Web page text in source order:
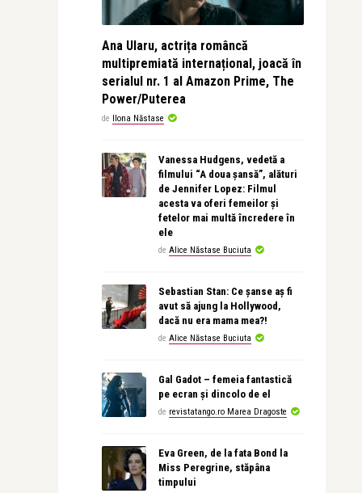
Ana Ularu, actrița româncă
multipremiată internațional, joacă în
serialul nr. 1 al Amazon Prime, The
Power/Puterea
de Ilona Năstase
Vanessa Hudgens, vedetă a
filmului “A doua șansă”, alături
de Jennifer Lopez: Filmul
acesta va oferi femeilor și
fetelor mai multă încredere în
ele
de Alice Năstase Buciuta
Sebastian Stan: Ce șanse aș fi
avut să ajung la Hollywood,
dacă nu era mama mea?!
de Alice Năstase Buciuta
Gal Gadot – femeia fantastică
pe ecran și dincolo de el
de revistatango.ro Marea Dragoste
Eva Green, de la fata Bond la
Miss Peregrine, stăpâna
timpului